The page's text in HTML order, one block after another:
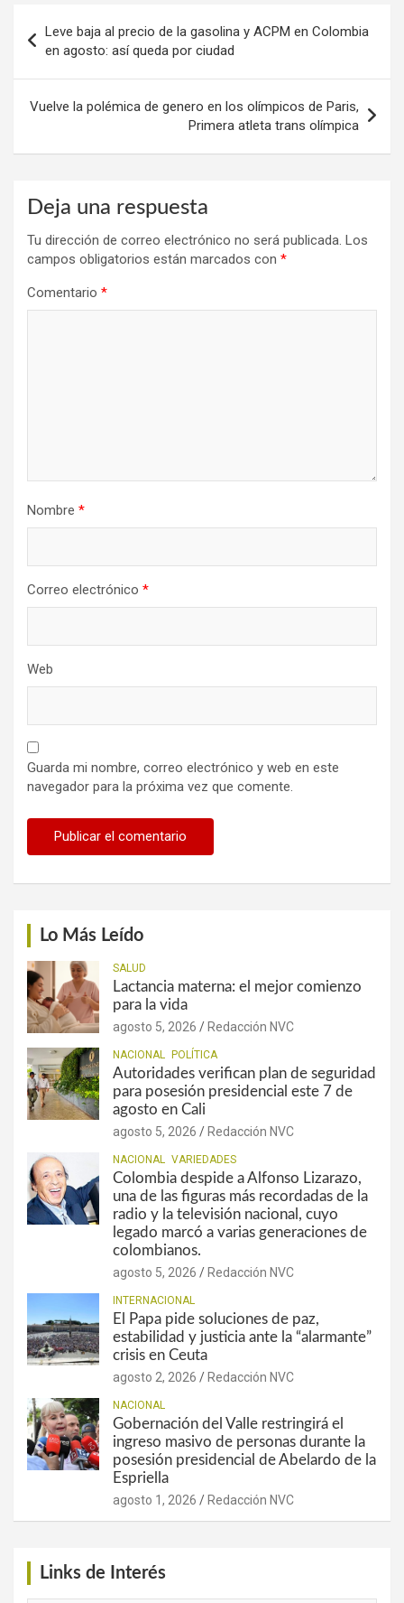
de
entradas
Leve baja al precio de la gasolina y ACPM en Colombia
en agosto: así queda por ciudad
Vuelve la polémica de genero en los olímpicos de Paris,
Primera atleta trans olímpica
Deja una respuesta
Tu dirección de correo electrónico no será publicada. Los
campos obligatorios están marcados con *
Comentario *
Nombre *
Correo electrónico *
Web
Guarda mi nombre, correo electrónico y web en este
navegador para la próxima vez que comente.
Lo Más Leído
SALUD
Lactancia materna: el mejor comienzo
para la vida
agosto 5, 2026 Redacción NVC
NACIONAL POLÍTICA
Autoridades verifican plan de seguridad
para posesión presidencial este 7 de
agosto en Cali
agosto 5, 2026 Redacción NVC
NACIONAL VARIEDADES
Colombia despide a Alfonso Lizarazo,
una de las figuras más recordadas de la
radio y la televisión nacional, cuyo
legado marcó a varias generaciones de
colombianos.
agosto 5, 2026 Redacción NVC
INTERNACIONAL
El Papa pide soluciones de paz,
estabilidad y justicia ante la “alarmante”
crisis en Ceuta
agosto 2, 2026 Redacción NVC
NACIONAL
Gobernación del Valle restringirá el
ingreso masivo de personas durante la
posesión presidencial de Abelardo de la
Espriella
agosto 1, 2026 Redacción NVC
Links de Interés